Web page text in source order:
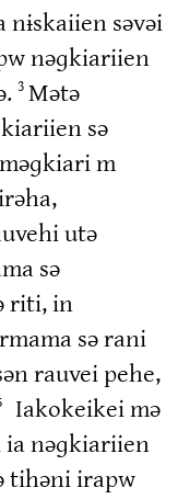
səvəi
nəɡkiariien
3 Mətə
sə
m
utə
sə
riti, in
sə rani
rauvei pehe,
Iakokeikei mə
ia nəɡkiariien
tihəni irapw